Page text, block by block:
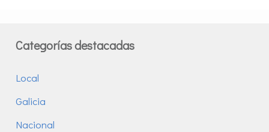
Categorías destacadas
Local
Galicia
Nacional